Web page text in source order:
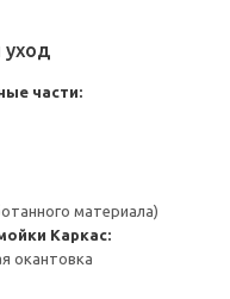
части:
материала)
Каркас:
окантовка